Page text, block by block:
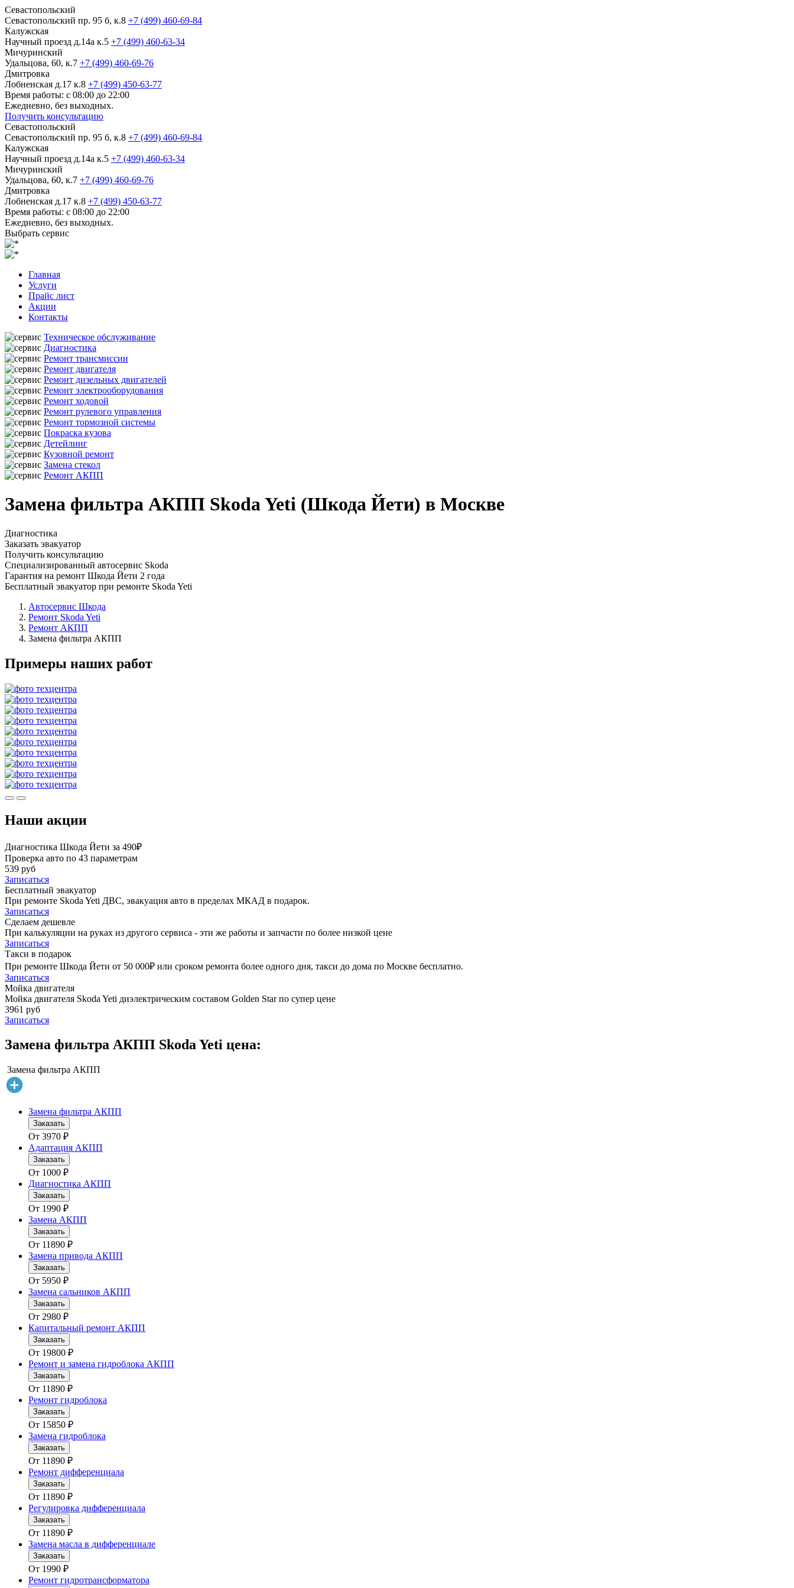
Севастопольский
Севастопольский пр. 95 б, к.8 +7 (499) 460-69-84
Калужская
Научный проезд д.14а к.5 +7 (499) 460-63-34
Мичуринский
Удальцова, 60, к.7 +7 (499) 460-69-76
Дмитровка
Лобненская д.17 к.8 +7 (499) 450-63-77
Время работы: с 08:00 до 22:00
Ежедневно, без выходных.
Получить консультацию
Севастопольский
Севастопольский пр. 95 б, к.8 +7 (499) 460-69-84
Калужская
Научный проезд д.14а к.5 +7 (499) 460-63-34
Мичуринский
Удальцова, 60, к.7 +7 (499) 460-69-76
Дмитровка
Лобненская д.17 к.8 +7 (499) 450-63-77
Время работы: с 08:00 до 22:00
Ежедневно, без выходных.
Выбрать сервис
Главная
Услуги
Прайс лист
Акции
Контакты
Техническое обслуживание
Диагностика
Ремонт трансмиссии
Ремонт двигателя
Ремонт дизельных двигателей
Ремонт электрооборудования
Ремонт ходовой
Ремонт рулевого управления
Ремонт тормозной системы
Покраска кузова
Детейлинг
Кузовной ремонт
Замена стекол
Ремонт АКПП
Замена фильтра АКПП Skoda Yeti (Шкода Йети) в Москве
Диагностика
Заказать эвакуатор
Получить консультацию
Специализированный автосервис Skoda
Гарантия на ремонт Шкода Йети 2 года
Бесплатный эвакуатор при ремонте Skoda Yeti
Автосервис Шкода
Ремонт Skoda Yeti
Ремонт АКПП
Замена фильтра АКПП
Примеры наших работ
Наши акции
Диагностика Шкода Йети за 490₽
Проверка авто по 43 параметрам
539 руб
Записаться
Бесплатный эвакуатор
При ремонте Skoda Yeti ДВС, эвакуация авто в пределах МКАД в подарок.
Записаться
Сделаем дешевле
При калькуляции на руках из другого сервиса - эти же работы и запчасти по более низкой цене
Записаться
Такси в подарок
При ремонте Шкода Йети от 50 000₽ или сроком ремонта более одного дня, такси до дома по Москве бесплатно.
Записаться
Мойка двигателя
Мойка двигателя Skoda Yeti диэлектрическим составом Golden Star по супер цене
3961 руб
Записаться
Замена фильтра АКПП Skoda Yeti цена:
Замена фильтра АКПП
Замена фильтра АКПП
Заказать
От 3970 ₽
Адаптация АКПП
Заказать
От 1000 ₽
Диагностика АКПП
Заказать
От 1990 ₽
Замена АКПП
Заказать
От 11890 ₽
Замена привода АКПП
Заказать
От 5950 ₽
Замена сальников АКПП
Заказать
От 2980 ₽
Капитальный ремонт АКПП
Заказать
От 19800 ₽
Ремонт и замена гидроблока АКПП
Заказать
От 11890 ₽
Ремонт гидроблока
Заказать
От 15850 ₽
Замена гидроблока
Заказать
От 11890 ₽
Ремонт дифференциала
Заказать
От 11890 ₽
Регулировка дифференциала
Заказать
От 11890 ₽
Замена масла в дифференциале
Заказать
От 1990 ₽
Ремонт гидротрансформатора